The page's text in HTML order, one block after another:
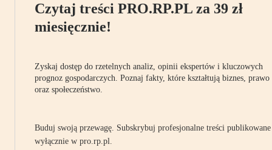
Czytaj treści PRO.RP.PL za 39 zł
miesięcznie!
Zyskaj dostęp do rzetelnych analiz, opinii ekspertów i kluczowych
prognoz gospodarczych. Poznaj fakty, które kształtują biznes, prawo
oraz społeczeństwo.
Buduj swoją przewagę. Subskrybuj profesjonalne treści publikowane
wyłącznie w pro.rp.pl.